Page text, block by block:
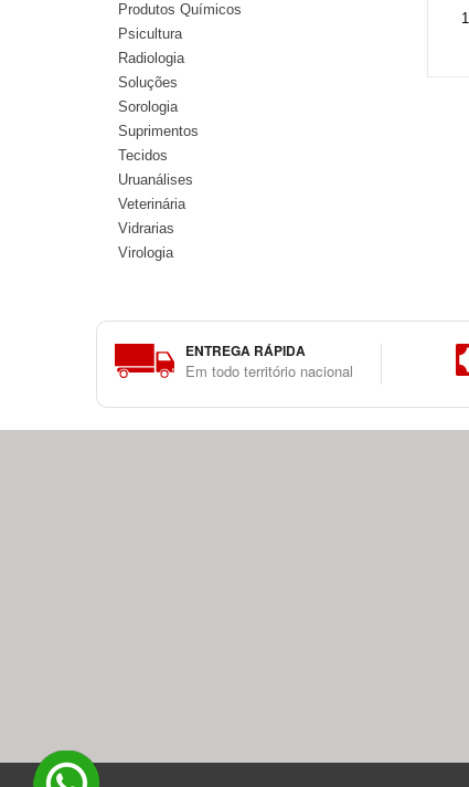
Produtos Químicos
Psicultura
Radiologia
Soluções
Sorologia
Suprimentos
Tecidos
Uruanálises
Veterinária
Vidrarias
Virologia
ENTREGA RÁPIDA
Em todo território nacional